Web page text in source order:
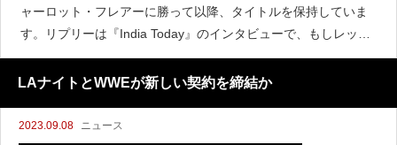
ャーロット・フレアーに勝って以降、タイトルを保持していま
す。リプリーは『India Today』のインタビューで、もしレッス
ルマニア40でベッキー・リンチとの対戦が実現するとしたら歓
迎すると語りました。「ザ・マンことベッキー
LAナイトとWWEが新しい契約を締結か
2023.09.08 ニュース